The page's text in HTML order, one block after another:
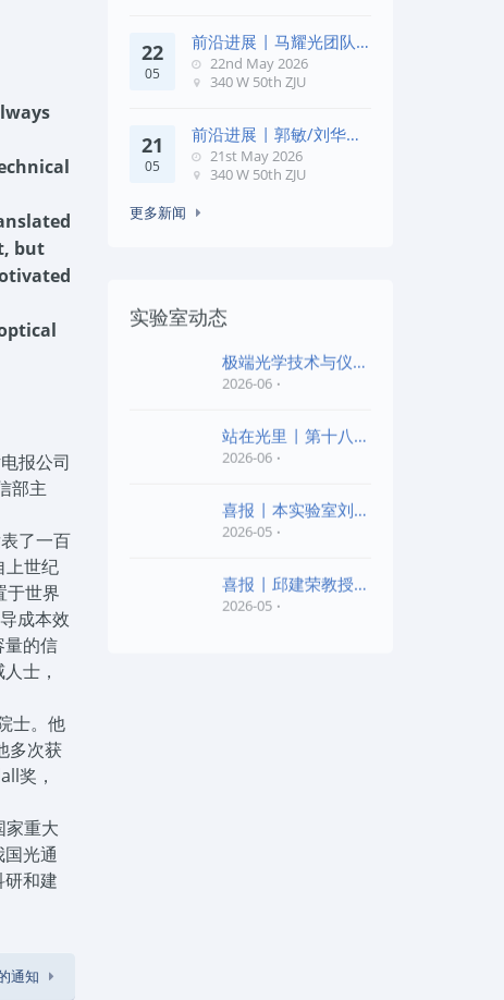
but
报公司
部主
了一百
上世纪
于世界
成本效
量的信
士，
士。他
多次获
奖，
家重大
光通
和建
通知
22
05
前沿进展 | 马耀光团队
在《Optica》发文：突破
几何相位
22nd May 2026
340 W 50th ZJU
21
05
前沿进展 | 郭敏/刘华锋
团队在《Nature
Commun
21st May 2026
340 W 50th ZJU
更多新闻
实验室动态
极端光学技术与仪器
全国重点实验室第四
2026-06
站在光里 | 第十八届
公益EPI中学生光
2026-06
喜报 | 本实验室刘旭
老师和陈红胜老师荣
2026-05
喜报 | 邱建荣教授团
队研究成果入选20
2026-05